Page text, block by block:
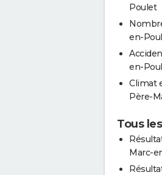
Poulet
en-
en-
Climat
Père-
Tous
Marc-